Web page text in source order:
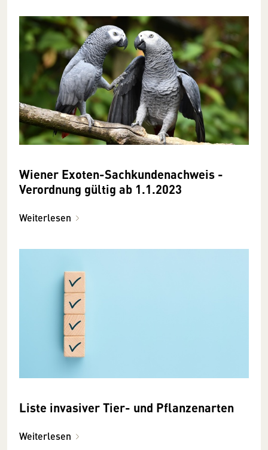
Wiener Exoten-Sachkunde­nachweis -
Ver­ordnung gültig ab 1.1.2023
Weiterlesen
Liste invasiver Tier- und Pflanzenarten
Weiterlesen